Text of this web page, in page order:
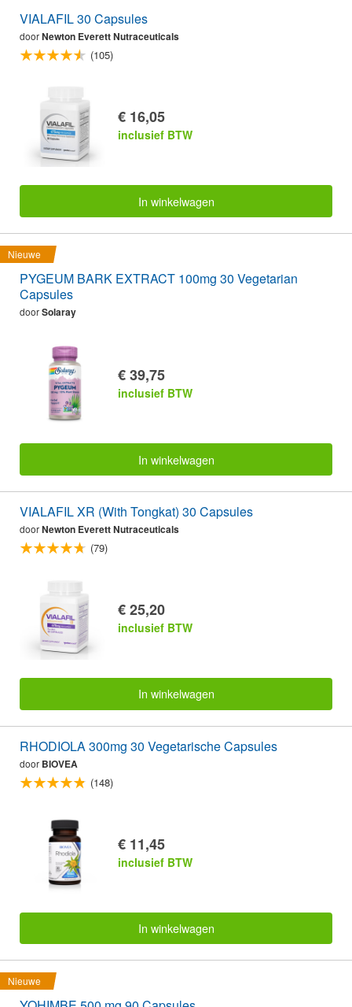
VIALAFIL 30 Capsules
doorNewton Everett Nutraceuticals
(105)
€ 16,05
inclusief BTW
In winkelwagen
Nieuwe
PYGEUM BARK EXTRACT 100mg 30 Vegetarian
Capsules
doorSolaray
€ 39,75
inclusief BTW
In winkelwagen
VIALAFIL XR (With Tongkat) 30 Capsules
doorNewton Everett Nutraceuticals
(79)
€ 25,20
inclusief BTW
In winkelwagen
RHODIOLA 300mg 30 Vegetarische Capsules
door BIOVEA
(148)
€ 11,45
inclusief BTW
In winkelwagen
Nieuwe